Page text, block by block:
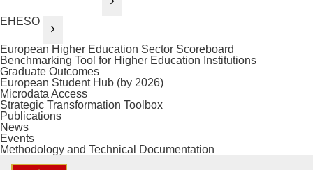
EHESO
European Higher Education Sector Scoreboard
Benchmarking Tool for Higher Education Institutions
Graduate Outcomes
European Student Hub (by 2026)
Microdata Access
Strategic Transformation Toolbox
Publications
News
Events
Methodology and Technical Documentation